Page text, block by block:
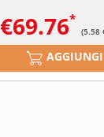
€69.76 (5.58